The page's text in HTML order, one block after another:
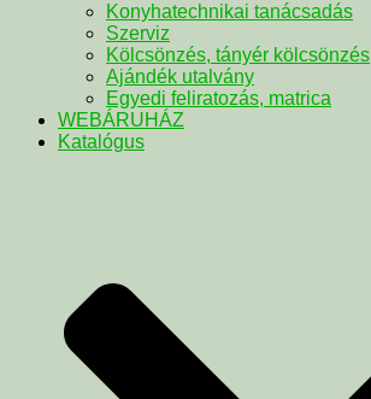
Konyhatechnikai tanácsadás
Szerviz
Kölcsönzés, tányér kölcsönzés
Ajándék utalvány
Egyedi feliratozás, matrica
WEBÁRUHÁZ
Katalógus